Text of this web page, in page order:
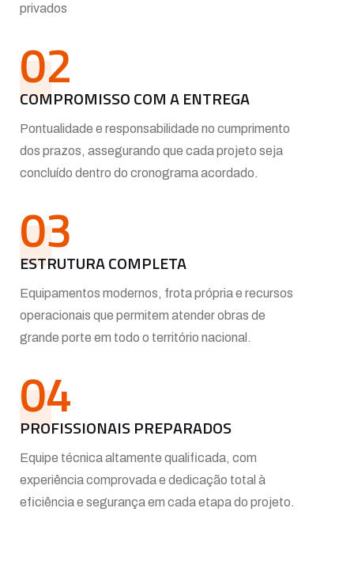
privados
02
COMPROMISSO COM A ENTREGA
Pontualidade e responsabilidade no cumprimento
dos prazos, assegurando que cada projeto seja
concluído dentro do cronograma acordado.
03
ESTRUTURA COMPLETA
Equipamentos modernos, frota própria e recursos
operacionais que permitem atender obras de
grande porte em todo o território nacional.
04
PROFISSIONAIS PREPARADOS
Equipe técnica altamente qualificada, com
experiência comprovada e dedicação total à
eficiência e segurança em cada etapa do projeto.